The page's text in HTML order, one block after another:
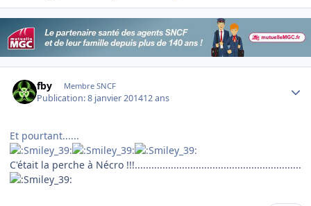
fby Membre SNCF
Publication:8 janvier 201412 ans
Et pourtant......
C'était la perche à Nécro !!!............................................................